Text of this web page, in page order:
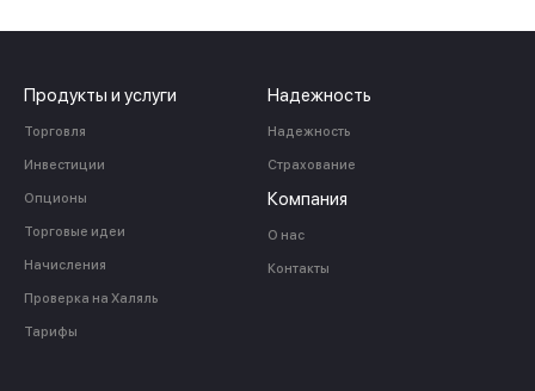
Наши консультанты свяжутся с
Продукты и услуги
Торговля
Инвестиции
Опционы
Торговые идеи
Начисления
Проверка на Халяль
Тарифы
Надежность
Надежность
Страхование
Компания
О нас
Контакты